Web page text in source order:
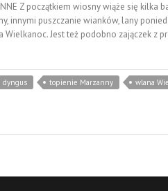
Z początkiem wiosny wiąże się kilka
innymi puszczanie wianków, lany
Jest też podobno zajączek z
dyngus topienie Marzanny
wlana